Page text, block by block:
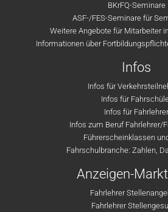
BKrFQ-Seminare
ASF-/FES-Seminare für
Weitere Angebote für Mitarbeiter
Informationen über
Infos
Infos für
Infos für
Infos für Fahrlehrer
Infos zum Beruf Fahrlehrer/
Führerscheinklassen
Fahrschulbranche: Zahlen,
Anzeigen-
Fahrlehrer
Fahrlehrer